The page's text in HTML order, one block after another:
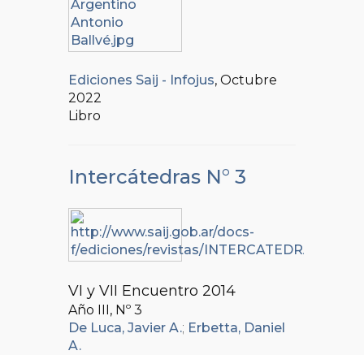
Ediciones Saij - Infojus, Octubre
2022
Libro
Intercátedras N° 3
VI y VII Encuentro 2014
Año III, Nº 3
De Luca, Javier A.; Erbetta, Daniel
A.